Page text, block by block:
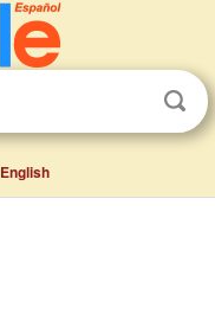
English